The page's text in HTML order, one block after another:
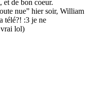
de bon coeur.
nue” hier soir, William
télé?! :3 je ne
vrai lol)